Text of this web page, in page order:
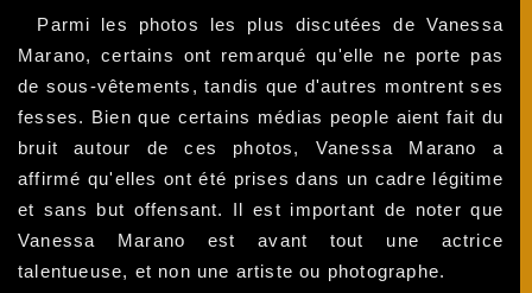
Parmi les photos les plus discutées de Vanessa
Marano, certains ont remarqué qu'elle ne porte pas
de sous-vêtements, tandis que d'autres montrent ses
fesses. Bien que certains médias people aient fait du
bruit autour de ces photos, Vanessa Marano a
affirmé qu'elles ont été prises dans un cadre légitime
et sans but offensant. Il est important de noter que
Vanessa Marano est avant tout une actrice
talentueuse, et non une artiste ou photographe.